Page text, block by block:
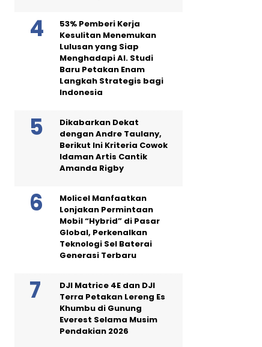
53% Pemberi Kerja
Kesulitan Menemukan
Lulusan yang Siap
Menghadapi AI. Studi
Baru Petakan Enam
Langkah Strategis bagi
Indonesia
Dikabarkan Dekat
dengan Andre Taulany,
Berikut Ini Kriteria Cowok
Idaman Artis Cantik
Amanda Rigby
Molicel Manfaatkan
Lonjakan Permintaan
Mobil “Hybrid” di Pasar
Global, Perkenalkan
Teknologi Sel Baterai
Generasi Terbaru
DJI Matrice 4E dan DJI
Terra Petakan Lereng Es
Khumbu di Gunung
Everest Selama Musim
Pendakian 2026